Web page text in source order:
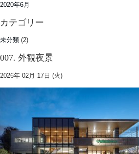
2020年6月
カテゴリー
未分類 (2)
007. 外観夜景
2026年 02月 17日 (火)